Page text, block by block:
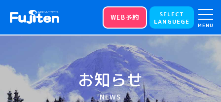
WEB予約
SELECT
LANGUEGE
MENU
お知らせ
NEWS